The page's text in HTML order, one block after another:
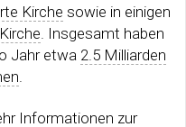
Kirche sowie in einigen
. Insgesamt haben
Jahr etwa 2.5 Milliarden
Informationen zur